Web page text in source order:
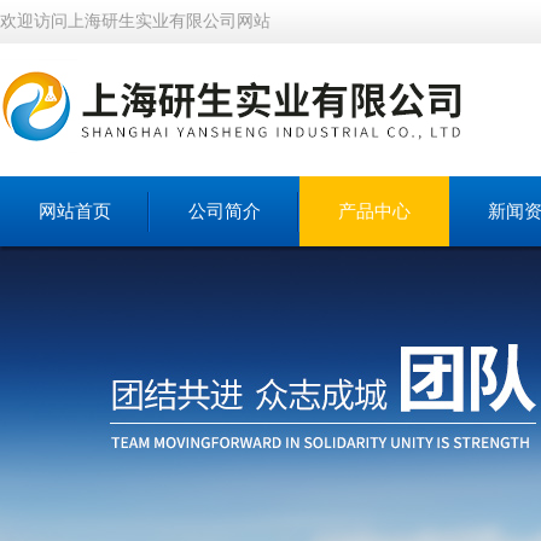
欢迎访问上海研生实业有限公司网站
网站首页 公司简介 产品中心 新闻